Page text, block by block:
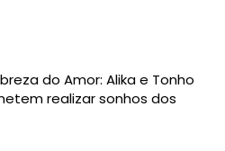
do Amor: Alika e Tonho
realizar sonhos dos